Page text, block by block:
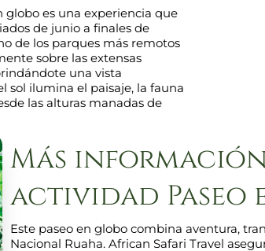
globo es una experiencia que
de junio a finales de
de los parques más remotos
sobre las extensas
una vista
sol ilumina el paisaje, la fauna
las alturas manadas de
Más
actividad Paseo
Este paseo en globo combina aventura,
Nacional Ruaha. African Safari Travel